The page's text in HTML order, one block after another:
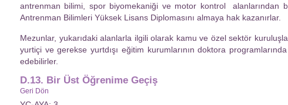
antrenman bilimi, spor biyomekaniği ve motor kontrol alanlarından
Antrenman Bilimleri Yüksek Lisans Diplomasını almaya hak kazanırlar.
Mezunlar, yukarıdaki alanlarla ilgili olarak kamu ve özel sektör
yurtiçi ve gerekse yurtdışı eğitim kurumlarının doktora
edebilirler.
D.13. Bir Üst Öğrenime Geçiş
Geri Dön